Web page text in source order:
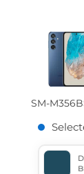
SM-M356B